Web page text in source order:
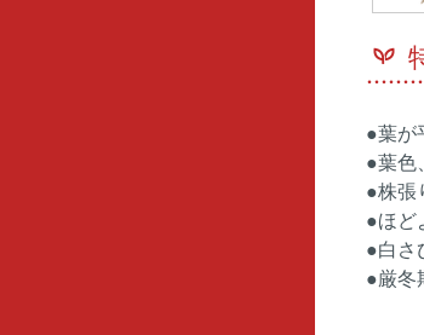
●葉が
●葉色
●株張
●ほど
●白さ
●厳冬